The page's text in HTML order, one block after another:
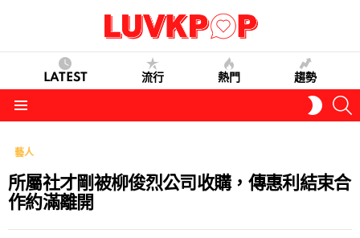
LATEST 流行 熱門 趨勢
SKIN
藝人
所屬社才剛被柳俊烈公司收購，傳惠利結束合
作約滿離開